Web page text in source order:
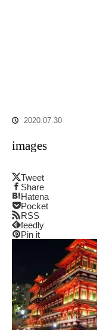
2020.07.30
images
Tweet
Share
Hatena
Pocket
RSS
feedly
Pin it